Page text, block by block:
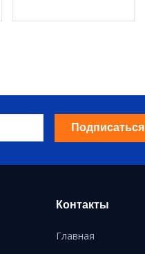
Подписаться
Контакты
Главная